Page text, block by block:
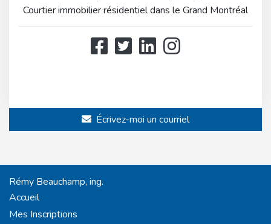
Courtier immobilier résidentiel dans le Grand Montréal
Écrivez-moi un courriel
Rémy Beauchamp, ing.
Accueil
Mes Inscriptions